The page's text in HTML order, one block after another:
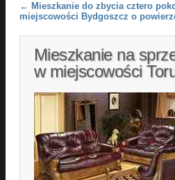
Post navigation
← Mieszkanie do zbycia cztero
miejscowości Bydgoszcz o
Mieszkanie na
w miejscowości